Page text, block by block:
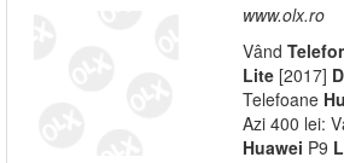
www.olx.ro
Vând
Lite [2017]
Telefoane
Azi 400 lei:
Huawei P9